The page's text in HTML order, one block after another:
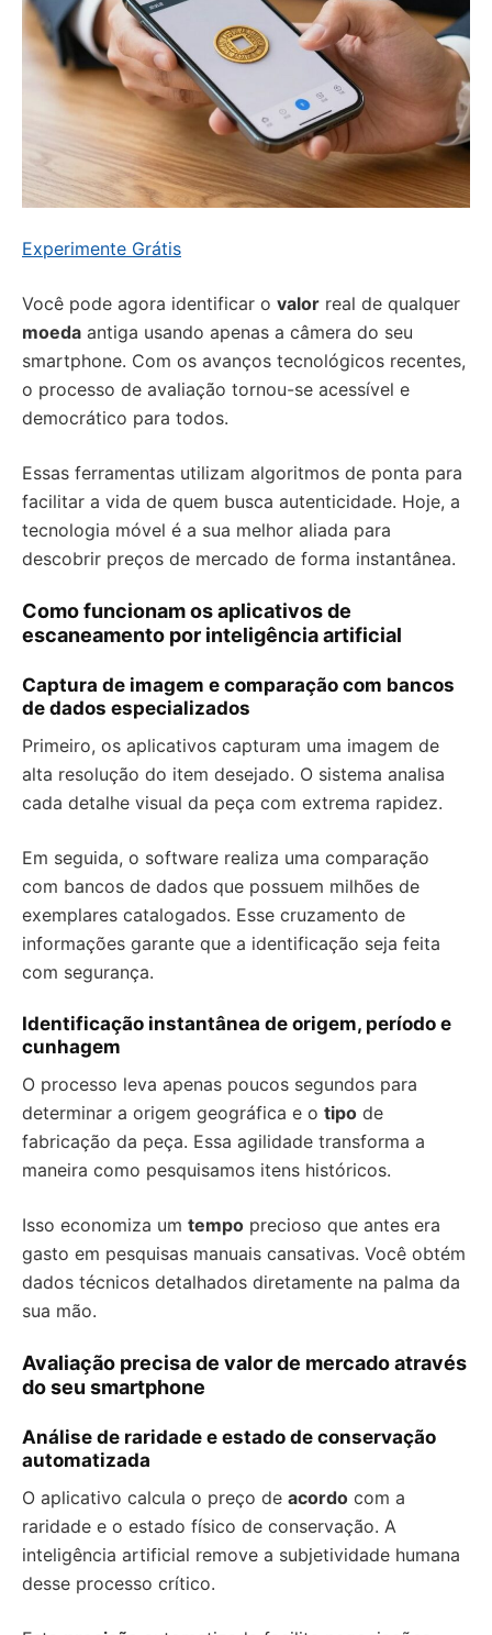
Experimente Grátis
Você pode agora identificar o valor real de qualquer
moeda antiga usando apenas a câmera do seu
smartphone. Com os avanços tecnológicos recentes,
o processo de avaliação tornou-se acessível e
democrático para todos.
Essas ferramentas utilizam algoritmos de ponta para
facilitar a vida de quem busca autenticidade. Hoje, a
tecnologia móvel é a sua melhor aliada para
descobrir preços de mercado de forma instantânea.
Como funcionam os aplicativos de
escaneamento por inteligência artificial
Captura de imagem e comparação com bancos
de dados especializados
Primeiro, os aplicativos capturam uma imagem de
alta resolução do item desejado. O sistema analisa
cada detalhe visual da peça com extrema rapidez.
Em seguida, o software realiza uma comparação
com bancos de dados que possuem milhões de
exemplares catalogados. Esse cruzamento de
informações garante que a identificação seja feita
com segurança.
Identificação instantânea de origem, período e
cunhagem
O processo leva apenas poucos segundos para
determinar a origem geográfica e o tipo de
fabricação da peça. Essa agilidade transforma a
maneira como pesquisamos itens históricos.
Isso economiza um tempo precioso que antes era
gasto em pesquisas manuais cansativas. Você obtém
dados técnicos detalhados diretamente na palma da
sua mão.
Avaliação precisa de valor de mercado através
do seu smartphone
Análise de raridade e estado de conservação
automatizada
O aplicativo calcula o preço de acordo com a
raridade e o estado físico de conservação. A
inteligência artificial remove a subjetividade humana
desse processo crítico.